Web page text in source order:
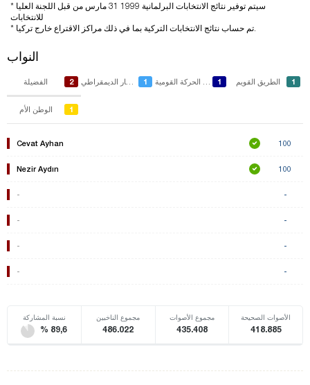
* سيتم توفير نتائج الانتخابات البرلمانية 1999 31 مارس من قبل اللجنة العليا
للانتخابات
* تم حساب نتائج الانتخابات التركية بما في ذلك مراكز الاقتراع خارج تركيا.
النواب
الفضيلة 2 1 1 الطريق القويم 1
الوطن الأم 1
Cevat Ayhan 100
Nezir Aydın 100
- -
- -
- -
- -
نسبة المشاركة
% 89,6
مجموع الناخبين
486.022
مجموع الأصوات
435.408
الأصوات الصحيحة
418.885